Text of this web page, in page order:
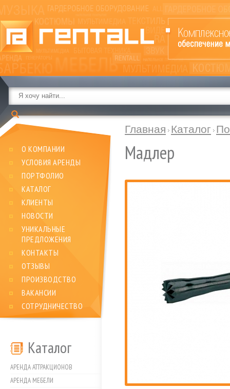
О КОМПАНИИ
УСЛОВИЯ АРЕНДЫ
ПОРТФОЛИО
КАТАЛОГ
КЛИЕНТЫ
НОВОСТИ
УНИКАЛЬНЫЕ
ПРЕДЛОЖЕНИЯ
КОНТАКТЫ
ОТЗЫВЫ
ПРОИЗВОДСТВО
ВАКАНСИИ
СОТРУДНИЧЕСТВО
Каталог
АРЕНДА АТТРАКЦИОНОВ
АРЕНДА МЕБЕЛИ
Главная Каталог
Мадлер